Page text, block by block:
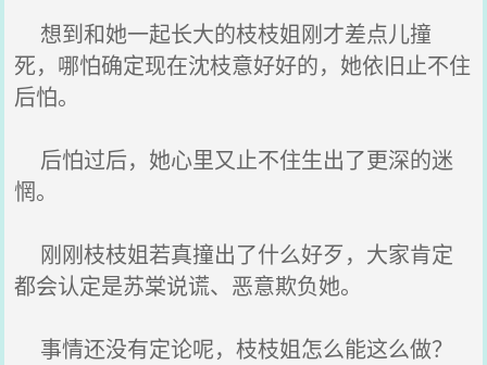
想到和她一起长大的枝枝姐刚才差点儿撞
死，哪怕确定现在沈枝意好好的，她依旧止不住
后怕。
后怕过后，她心里又止不住生出了更深的迷
惘。
刚刚枝枝姐若真撞出了什么好歹，大家肯定
都会认定是苏棠说谎、恶意欺负她。
事情还没有定论呢，枝枝姐怎么能这么做？